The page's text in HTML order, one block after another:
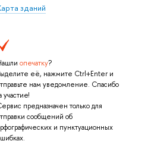
зданий
опечатку?
её, нажмите Ctrl+Enter и
нам уведомление. Спасибо
участие!
предназначен только для
сообщений об
и пунктуационных